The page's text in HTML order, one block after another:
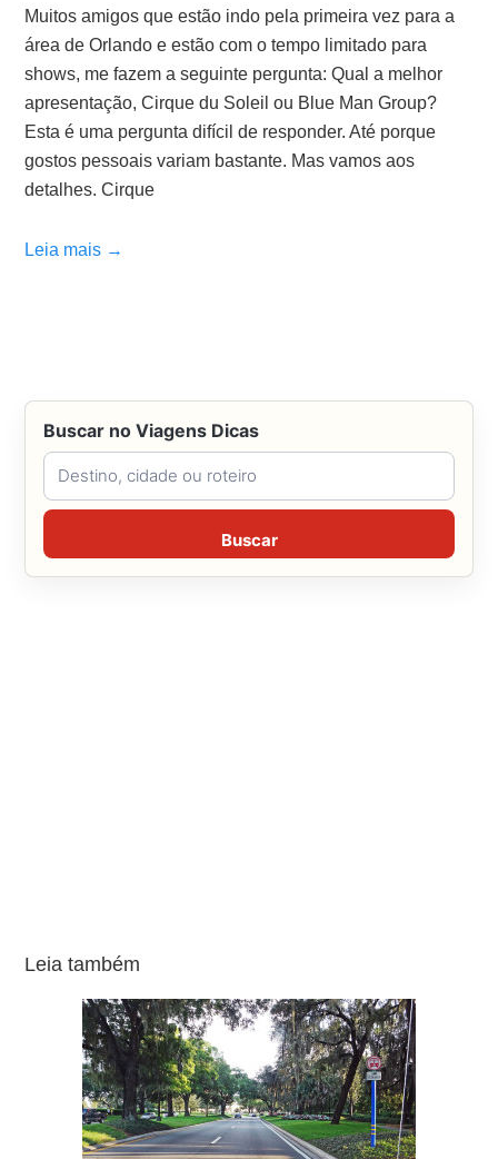
Muitos amigos que estão indo pela primeira vez para a
área de Orlando e estão com o tempo limitado para
shows, me fazem a seguinte pergunta: Qual a melhor
apresentação, Cirque du Soleil ou Blue Man Group?
Esta é uma pergunta difícil de responder. Até porque
gostos pessoais variam bastante. Mas vamos aos
detalhes. Cirque
Leia mais →
Buscar no Viagens Dicas
Buscar no Viagens Dicas
Buscar
Leia também